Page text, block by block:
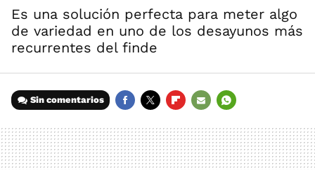
Es una solución perfecta para meter algo
de variedad en uno de los desayunos más
recurrentes del finde
Sin comentarios
MAIL